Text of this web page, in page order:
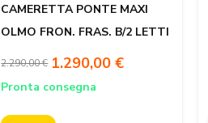
CAMERETTA PONTE MAXI
OLMO FRON. FRAS. B/2 LETTI
2.290,00 € 1.290,00 €
Pronta consegna